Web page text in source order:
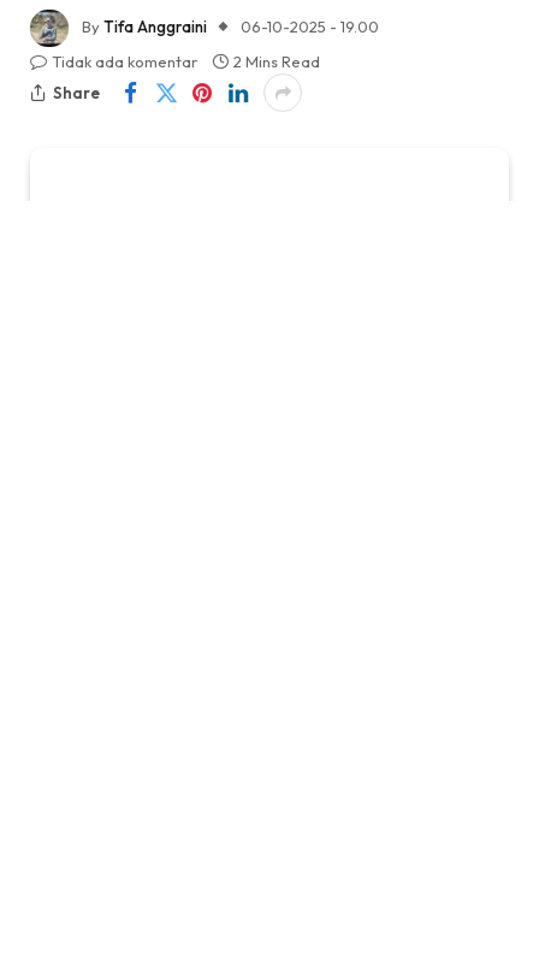
ByTifa Anggraini
06-10-2025 - 19.00
Tidak ada komentar
2 Mins Read
Share